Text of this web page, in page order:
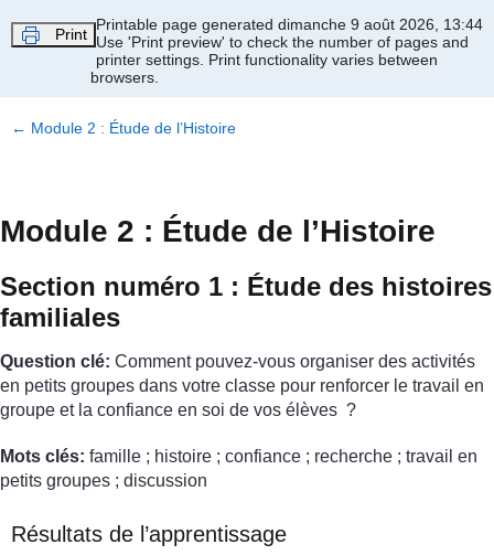
Print
Printable page generated dimanche 9 août 2026, 13:44
Use 'Print preview' to check the number of pages and
printer settings. Print functionality varies between
browsers.
← Module 2 : Étude de l’Histoire
Module 2 : Étude de l’Histoire
Section numéro 1 : Étude des histoires
familiales
Question clé: Comment pouvez-vous organiser des activités
en petits groupes dans votre classe pour renforcer le travail en
groupe et la confiance en soi de vos élèves ?
Mots clés: famille ; histoire ; confiance ; recherche ; travail en
petits groupes ; discussion
Résultats de l’apprentissage